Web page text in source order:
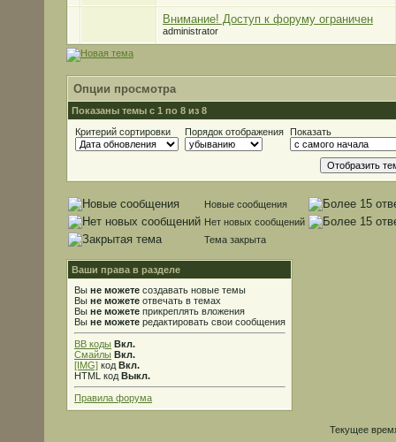
Внимание! Доступ к форуму ограничен
administrator
Опции просмотра
Показаны темы с 1 по 8 из 8
Критерий сортировки
Порядок отображения Показать
Новые сообщения
Нет новых сообщений
Тема закрыта
Ваши права в разделе
Вы не можете создавать новые темы
Вы не можете отвечать в темах
Вы не можете прикреплять вложения
Вы не можете редактировать свои сообщения
BB коды Вкл.
Смайлы Вкл.
[IMG] код Вкл.
HTML код Выкл.
Правила форума
Текущее